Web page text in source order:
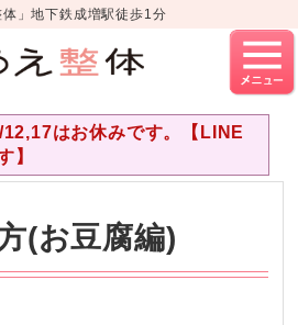
」地下鉄成増駅徒歩1分
12,17はお休みです。【LINE
】
(お豆腐編)